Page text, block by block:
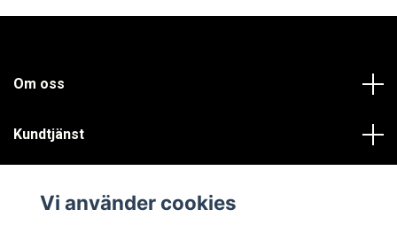
Om oss
Kundtjänst
Vi använder cookies